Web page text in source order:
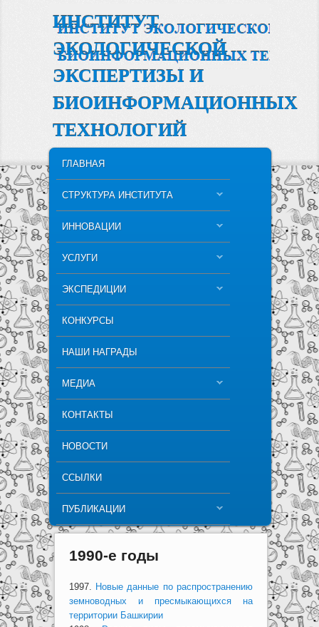
ИНСТИТУТ
ЭКОЛОГИЧЕСКОЙ
ЭКСПЕРТИЗЫ И
БИОИНФОРМАЦИОННЫХ
ТЕХНОЛОГИЙ
SKIP TO PRIMARY CONTENT
SKIP TO SECONDARY CONTENT
ГЛАВНАЯ
СТРУКТУРА ИНСТИТУТА
ИННОВАЦИИ
УСЛУГИ
ЭКСПЕДИЦИИ
КОНКУРСЫ
НАШИ НАГРАДЫ
МЕДИА
КОНТАКТЫ
НОВОСТИ
ССЫЛКИ
ПУБЛИКАЦИИ
1990-е годы
1997. Новые данные по распространению
земноводных и пресмыкающихся на
территории Башкирии